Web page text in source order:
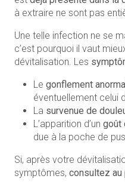
à extraire ne sont pas
Une telle infection ne se
c’est pourquoi il vaut
dévitalisation. Les
Le gonflement
éventuellement celui
La survenue de
L’apparition d’un goût
due à la poche de
Si, après votre
symptômes, consultez